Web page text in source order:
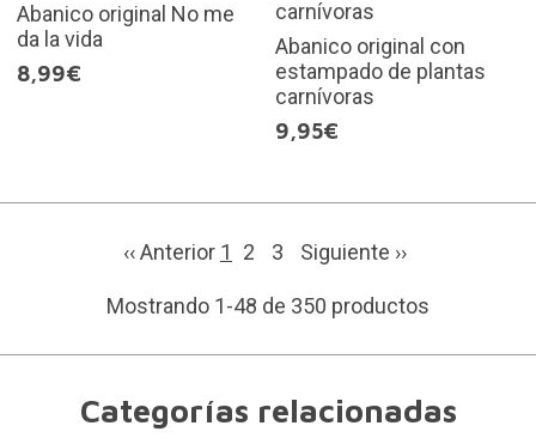
Abanico original No me
da la vida
8,99€
Abanico original con
estampado de plantas
carnívoras
9,95€
‹‹ Anterior 1 2 3 Siguiente ››
Mostrando 1-48 de 350 productos
Categorías relacionadas